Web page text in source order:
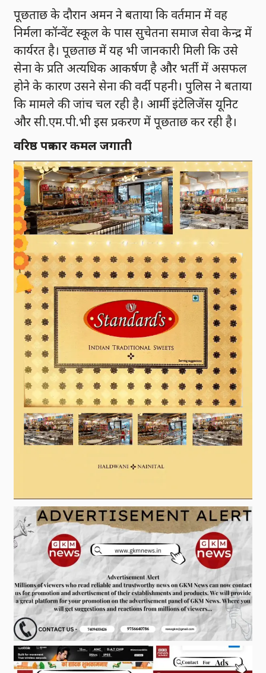
पूछताछ के दौरान अमन ने बताया कि वर्तमान में वह
निर्मला कॉन्वेंट स्कूल के पास सुचेतना समाज सेवा केन्द्र में
कार्यरत है। पूछताछ में यह भी जानकारी मिली कि उसे
सेना के प्रति अत्यधिक आकर्षण है और भर्ती में असफल
होने के कारण उसने सेना की वर्दी पहनी। पुलिस ने बताया
कि मामले की जांच चल रही है। आर्मी इंटेलिजेंस यूनिट
और सी.एम.पी.भी इस प्रकरण में पूछताछ कर रही है।
वरिष्ठ पत्रकार कमल जगाती